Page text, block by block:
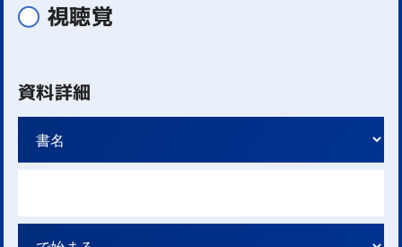
視聴覚
資料詳細